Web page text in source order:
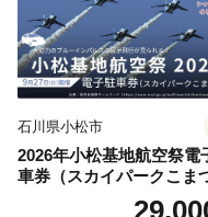
石川県小松市
2026年小松基地航空祭電
車券（スカイパークこま
翼） 駐車場 シャトルバス